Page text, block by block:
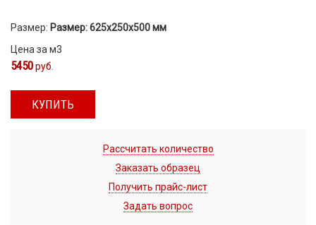
Размер: Размер: 625х250х500 мм
Цена за м3
5450руб.
КУПИТЬ
Рассчитать количество
Заказать образец
Получить прайс-лист
Задать вопрос